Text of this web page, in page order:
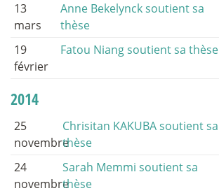
13
mars
Anne Bekelynck soutient sa
thèse
19
février
Fatou Niang soutient sa thèse
2014
25
novembre
Chrisitan KAKUBA soutient sa
thèse
24
novembre
Sarah Memmi soutient sa
thèse